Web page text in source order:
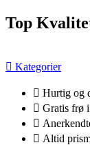
Videre
til
Top
Kategorier
Hurtig og
Gratis frø
Altid